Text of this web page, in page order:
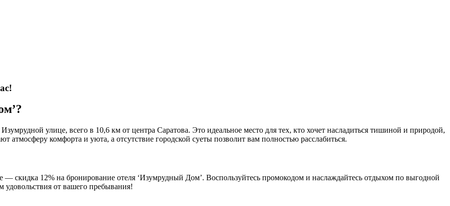
улице, всего в 10,6 км от центра Саратова. Это идеальное место для тех, кто хочет насладиться тишиной и природой,
атмосферу комфорта и уюта, а отсутствие городской суеты позволит вам полностью расслабиться.
скидка 12% на бронирование отеля ‘Изумрудный Дом’. Воспользуйтесь промокодом и наслаждайтесь отдыхом по выгодной
удовольствия от вашего пребывания!